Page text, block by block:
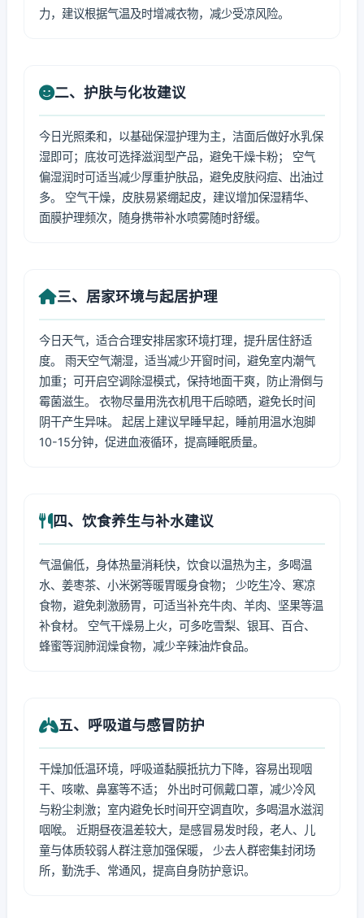
力，建议根据气温及时增减衣物，减少受凉风险。
二、护肤与化妆建议
今日光照柔和，以基础保湿护理为主，洁面后做好水乳保
湿即可；底妆可选择滋润型产品，避免干燥卡粉； 空气
偏湿润时可适当减少厚重护肤品，避免皮肤闷痘、出油过
多。 空气干燥，皮肤易紧绷起皮，建议增加保湿精华、
面膜护理频次，随身携带补水喷雾随时舒缓。
三、居家环境与起居护理
今日天气，适合合理安排居家环境打理，提升居住舒适
度。 雨天空气潮湿，适当减少开窗时间，避免室内潮气
加重；可开启空调除湿模式，保持地面干爽，防止滑倒与
霉菌滋生。 衣物尽量用洗衣机甩干后晾晒，避免长时间
阴干产生异味。 起居上建议早睡早起，睡前用温水泡脚
10-15分钟，促进血液循环，提高睡眠质量。
四、饮食养生与补水建议
气温偏低，身体热量消耗快，饮食以温热为主，多喝温
水、姜枣茶、小米粥等暖胃暖身食物； 少吃生冷、寒凉
食物，避免刺激肠胃，可适当补充牛肉、羊肉、坚果等温
补食材。 空气干燥易上火，可多吃雪梨、银耳、百合、
蜂蜜等润肺润燥食物，减少辛辣油炸食品。
五、呼吸道与感冒防护
干燥加低温环境，呼吸道黏膜抵抗力下降，容易出现咽
干、咳嗽、鼻塞等不适； 外出时可佩戴口罩，减少冷风
与粉尘刺激；室内避免长时间开空调直吹，多喝温水滋润
咽喉。 近期昼夜温差较大，是感冒易发时段，老人、儿
童与体质较弱人群注意加强保暖， 少去人群密集封闭场
所，勤洗手、常通风，提高自身防护意识。